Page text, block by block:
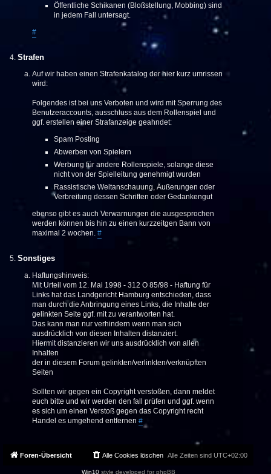
Öffentliche Schikanen (Bloßstellung, Mobbing) sind
in jedem Fall untersagt.
#
Strafen
Auf wir haben einen Strafenkatalog der hier kurz umrissen
wird:
Folgendes ist bei uns Verboten und wird mit Sperrung des
Benutzeraccounts, ausschluss aus dem Rollenspiel und
ggf. erstellen einer Strafanzeige geahndet:
Spam Posting
Abwerben von Spielern
Werbung für andere Rollenspiele, solange diese
nicht von der Spielleitung genehmigt wurden
Rassistische Weltanschauung, Äußerungen oder
Verbreitung dessen Schriften oder Gedankengut
ebenso gibt es auch Verwarnungen die ausgesprochen
werden können bis hin zu einen kurzzeitgen Bann von
maximal 2 wochen. #
Sonstiges
Haftungshinweis:
Mit Urteil vom 12. Mai 1998 - 312 O 85/98 - Haftung für
Links hat das Landgericht Hamburg entschieden, dass
man durch die Anbringung eines Links, die Inhalte der
gelinkten Seite ggf. mit zu verantworten hat.
Das kann man nur verhindern wenn man sich
ausdrücklich von diesen Inhalten distanziert.
Hiermit distanzieren wir uns ausdrücklich von allen
Inhalten
der in diesem Forum gelinkten/verlinkten/verknüpften
Seiten
Sollten wir gegen ein Copyright verstoßen, dann meldet
euch bitte und wir werden den fall prüfen und ggf. wenn
es sich um einen Verstoß gegen das Copyright recht
Handel es umgehend entfernen #
Foren-Übersicht Alle Zeiten sind UTC+02:00
Alle Cookies löschen
Win10style developed for phpBB